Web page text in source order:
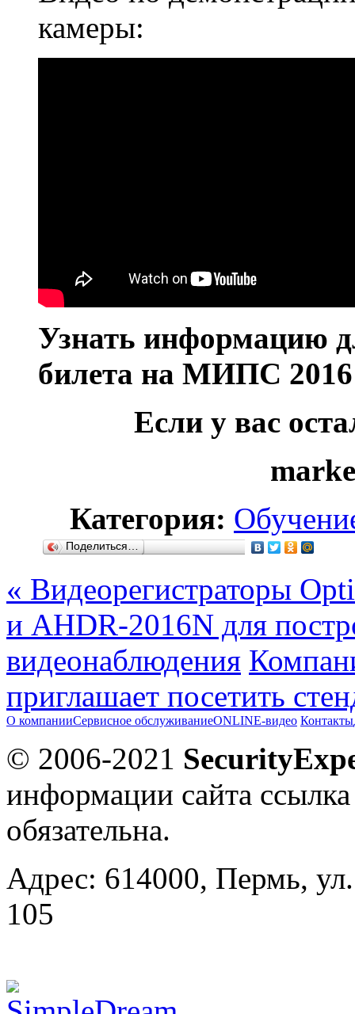
камеры:
Узнать информацию
билета на МИПС 2016
Если у вас
Категория:
Поделиться…
« Видеорегистраторы
и AHDR-2016N для
видеонаблюдения
приглашает посетить
О компанииСервисное обслуживаниеONLINE-видео Контакты
© 2006-2021
информации сайта
обязательна.
Адрес: 614000, Пермь,
105